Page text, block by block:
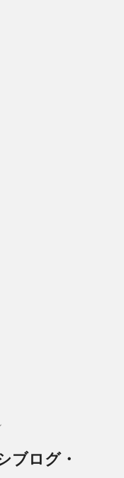
ブログ・